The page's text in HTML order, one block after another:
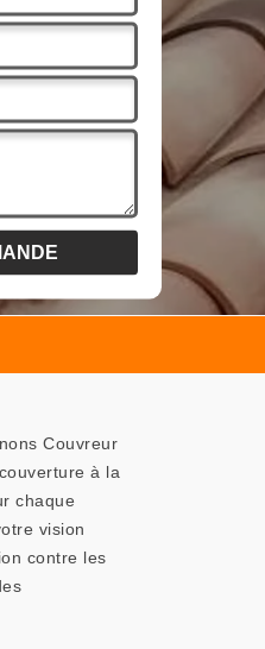
Couvreur
à la
chaque
vision
contre les